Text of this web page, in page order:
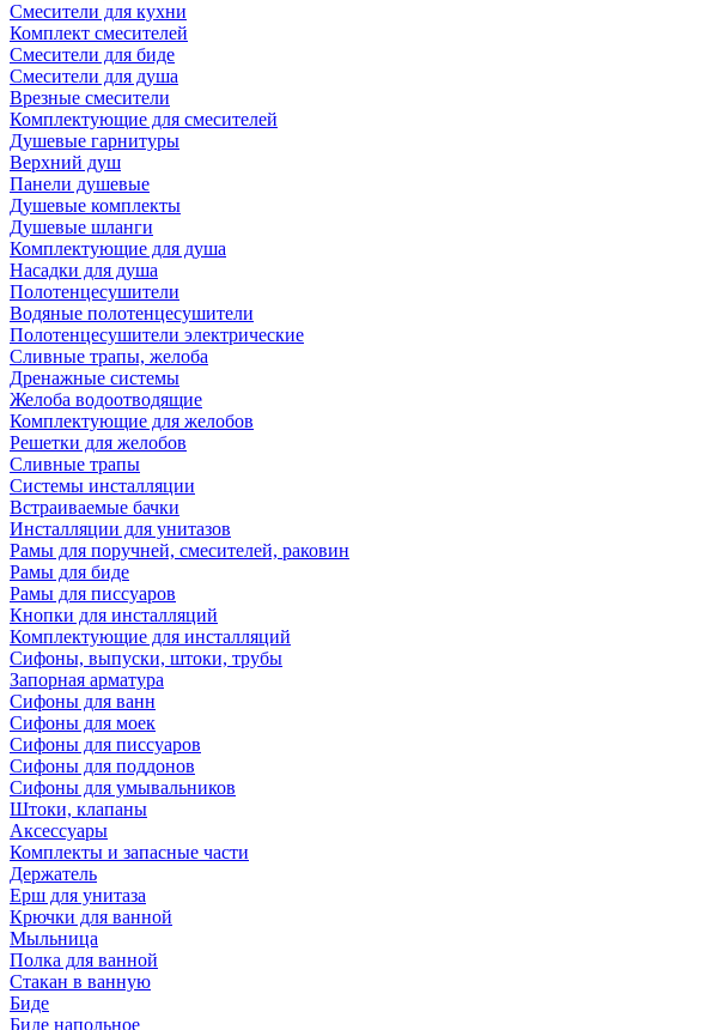
Смесители для кухни
Комплект смесителей
Смесители для биде
Смесители для душа
Врезные смесители
Комплектующие для смесителей
Душевые гарнитуры
Верхний душ
Панели душевые
Душевые комплекты
Душевые шланги
Комплектующие для душа
Насадки для душа
Полотенцесушители
Водяные полотенцесушители
Полотенцесушители электрические
Сливные трапы, желоба
Дренажные системы
Желоба водоотводящие
Комплектующие для желобов
Решетки для желобов
Сливные трапы
Системы инсталляции
Встраиваемые бачки
Инсталляции для унитазов
Рамы для поручней, смесителей, раковин
Рамы для биде
Рамы для писсуаров
Кнопки для инсталляций
Комплектующие для инсталляций
Сифоны, выпуски, штоки, трубы
Запорная арматура
Сифоны для ванн
Сифоны для моек
Сифоны для писсуаров
Сифоны для поддонов
Сифоны для умывальников
Штоки, клапаны
Аксессуары
Комплекты и запасные части
Держатель
Ерш для унитаза
Крючки для ванной
Мыльница
Полка для ванной
Стакан в ванную
Биде
Биде напольное